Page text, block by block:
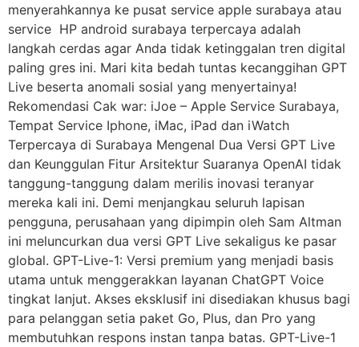
menyerahkannya ke pusat service apple surabaya atau
service HP android surabaya terpercaya adalah
langkah cerdas agar Anda tidak ketinggalan tren digital
paling gres ini. Mari kita bedah tuntas kecanggihan GPT
Live beserta anomali sosial yang menyertainya!
Rekomendasi Cak war: iJoe – Apple Service Surabaya,
Tempat Service Iphone, iMac, iPad dan iWatch
Terpercaya di Surabaya Mengenal Dua Versi GPT Live
dan Keunggulan Fitur Arsitektur Suaranya OpenAI tidak
tanggung-tanggung dalam merilis inovasi teranyar
mereka kali ini. Demi menjangkau seluruh lapisan
pengguna, perusahaan yang dipimpin oleh Sam Altman
ini meluncurkan dua versi GPT Live sekaligus ke pasar
global. GPT-Live-1: Versi premium yang menjadi basis
utama untuk menggerakkan layanan ChatGPT Voice
tingkat lanjut. Akses eksklusif ini disediakan khusus bagi
para pelanggan setia paket Go, Plus, dan Pro yang
membutuhkan respons instan tanpa batas. GPT-Live-1